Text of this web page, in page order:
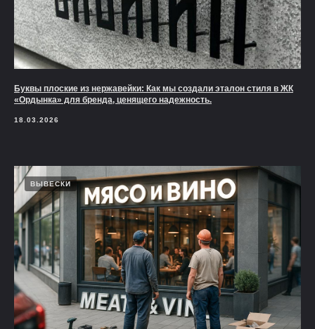
Буквы плоские из нержавейки: Как мы создали эталон стиля в ЖК
«Ордынка» для бренда, ценящего надежность.
18.03.2026
ВЫВЕСКИ